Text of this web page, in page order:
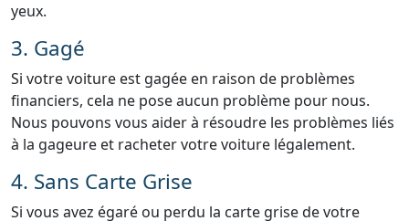
yeux.
3. Gagé
Si votre voiture est gagée en raison de problèmes
financiers, cela ne pose aucun problème pour nous.
Nous pouvons vous aider à résoudre les problèmes liés
à la gageure et racheter votre voiture légalement.
4. Sans Carte Grise
Si vous avez égaré ou perdu la carte grise de votre